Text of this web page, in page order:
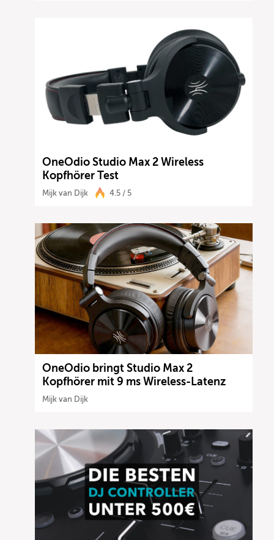
OneOdio Studio Max 2 Wireless
Kopfhörer Test
Mijk van Dijk 4.5 / 5
OneOdio bringt Studio Max 2
Kopfhörer mit 9 ms Wireless-Latenz
Mijk van Dijk